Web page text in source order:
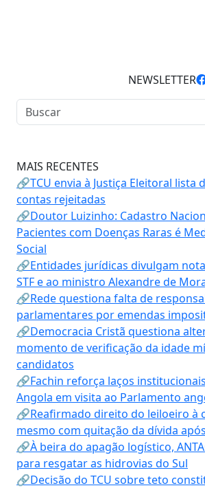
NEWSLETTER
MAIS RECENTES
🔗TCU envia à Justiça Eleitoral lista
contas rejeitadas
🔗Doutor Luizinho: Cadastro
Pacientes com Doenças Raras é
Social
🔗Entidades jurídicas divulgam
STF e ao ministro Alexandre de
🔗Rede questiona falta de
parlamentares por emendas
🔗Democracia Cristã questiona
momento de verificação da idade
candidatos
🔗Fachin reforça laços
Angola em visita ao Parlamento
🔗Reafirmado direito do leiloeiro à
mesmo com quitação da dívida
🔗À beira do apagão logístico,
para resgatar as hidrovias do Sul
🔗Decisão do TCU sobre teto